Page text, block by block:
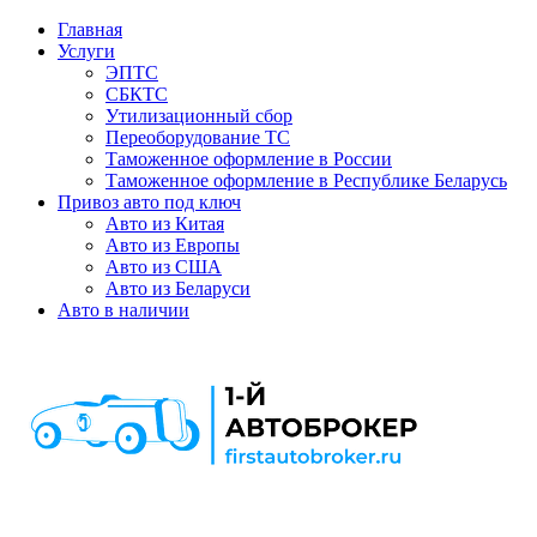
Главная
Услуги
ЭПТС
СБКТС
Утилизационный сбор
Переоборудование ТС
Таможенное оформление в России
Таможенное оформление в Республике Беларусь
Привоз авто под ключ
Авто из Китая
Авто из Европы
Авто из США
Авто из Беларуси
Авто в наличии